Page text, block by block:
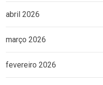
abril 2026
março 2026
fevereiro 2026